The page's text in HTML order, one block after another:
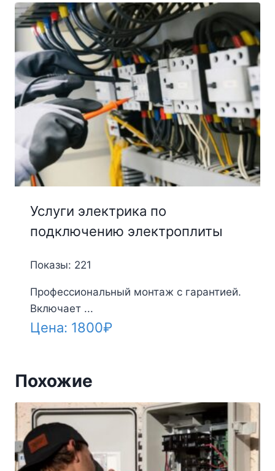
Услуги электрика по
подключению электроплиты
Показы: 221
Профессиональный монтаж с гарантией.
Включает ...
Цена: 1800₽
Похожие